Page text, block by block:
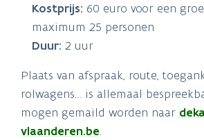
Kostprijs: 60 euro voor een
maximum 25 personen
Duur: 2 uur
Plaats van afspraak, route,
rolwagens… is allemaal
mogen gemaild worden naar
vlaanderen.be.